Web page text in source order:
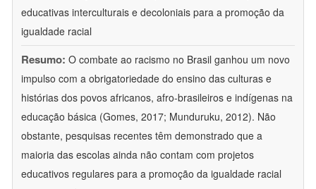
educativas interculturais e decoloniais para a promoção da
igualdade racial
Resumo: O combate ao racismo no Brasil ganhou um novo
impulso com a obrigatoriedade do ensino das culturas e
histórias dos povos africanos, afro-brasileiros e indígenas na
educação básica (Gomes, 2017; Munduruku, 2012). Não
obstante, pesquisas recentes têm demonstrado que a
maioria das escolas ainda não contam com projetos
educativos regulares para a promoção da igualdade racial